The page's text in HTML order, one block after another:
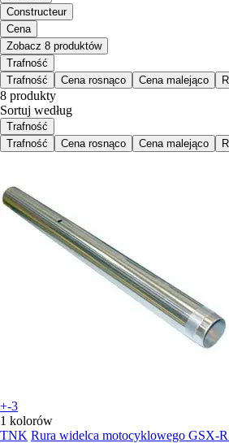
Constructeur
Cena
Zobacz 8 produktów
Trafność
Trafność
Cena rosnąco Cena malejąco
8 produkty
Sortuj według
Trafność
Trafność
Cena rosnąco Cena malejąco
+-3
1 kolorów
TNK Rura widelca motocyklowego GSX-